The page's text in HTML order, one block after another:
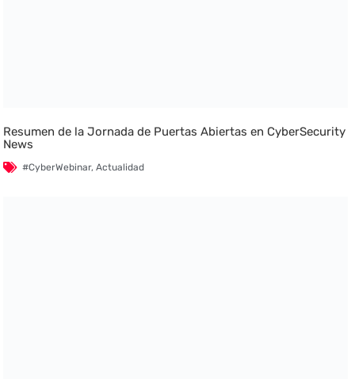
Resumen de la Jornada de Puertas Abiertas en CyberSecurity
News
#CyberWebinar,Actualidad